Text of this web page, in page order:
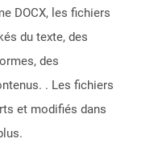
DOCX, les fichiers
du texte, des
des
. Les fichiers
et modifiés dans